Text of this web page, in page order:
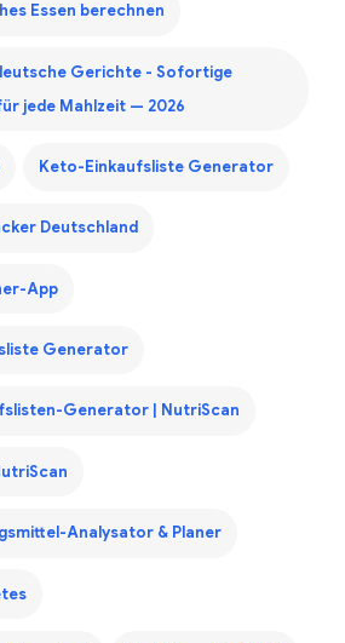
Essen berechnen
Gerichte - Sofortige
jede Mahlzeit — 2026
Keto-Einkaufsliste Generator
Deutschland
App
Generator
Generator | NutriScan
Analysator & Planer